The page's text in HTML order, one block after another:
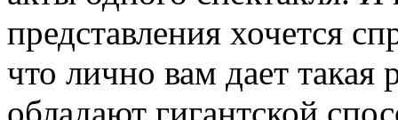
представления хочется
что лично вам дает такая
обладают гигантской